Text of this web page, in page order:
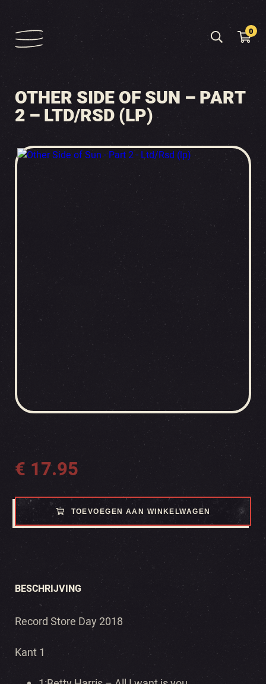
0
OTHER SIDE OF SUN – PART
2 – LTD/RSD (LP)
€ 17.95
TOEVOEGEN AAN WINKELWAGEN
BESCHRIJVING
Record Store Day 2018
Kant 1